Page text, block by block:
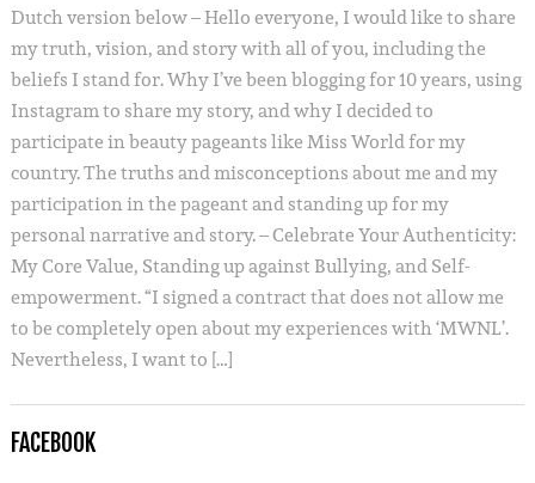
Dutch version below – Hello everyone, I would like to share
my truth, vision, and story with all of you, including the
beliefs I stand for. Why I’ve been blogging for 10 years, using
Instagram to share my story, and why I decided to
participate in beauty pageants like Miss World for my
country. The truths and misconceptions about me and my
participation in the pageant and standing up for my
personal narrative and story. – Celebrate Your Authenticity:
My Core Value, Standing up against Bullying, and Self-
empowerment. “I signed a contract that does not allow me
to be completely open about my experiences with ‘MWNL’.
Nevertheless, I want to […]
FACEBOOK